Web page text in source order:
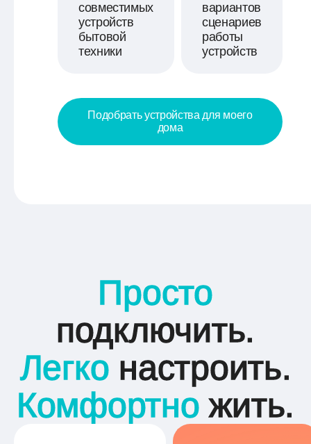
совместимых
устройств
бытовой
техники
вариантов
сценариев
работы
устройств
Подобрать устройства для моего
дома
Просто
подключить.
Легко настроить.
Комфортно жить.